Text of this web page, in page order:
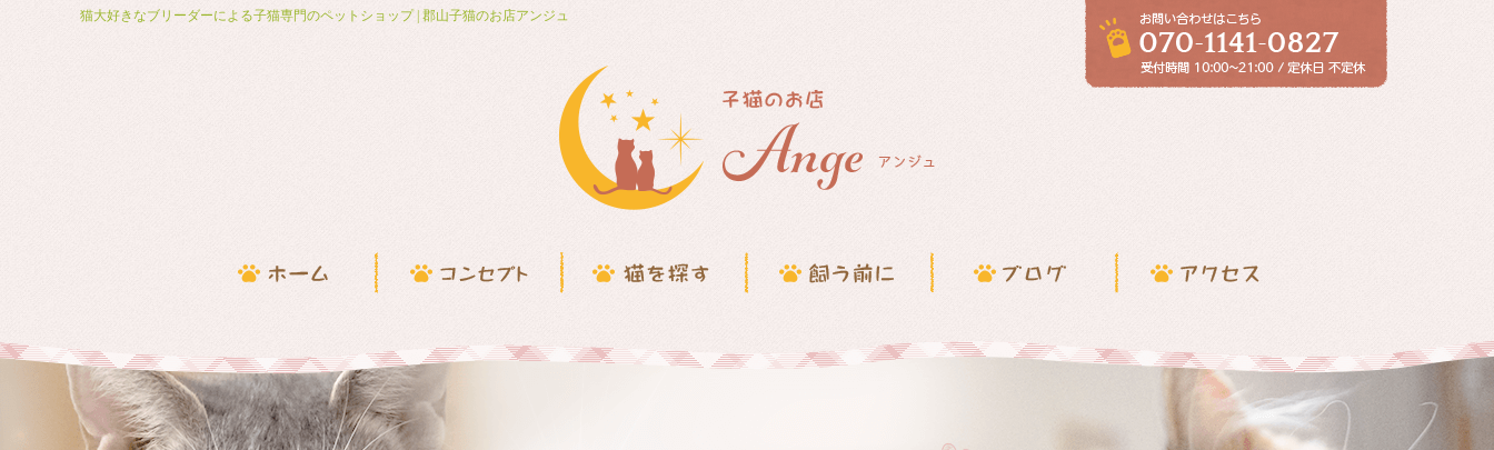
猫大好きなブリーダーによる子猫専門のペットショップ | 郡山子猫のお店アンジュ